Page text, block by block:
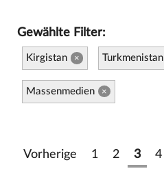
Gewählte Filter:
Kirgistan × Turkmenistan
Massenmedien ×
Vorherige 1 2 3 4